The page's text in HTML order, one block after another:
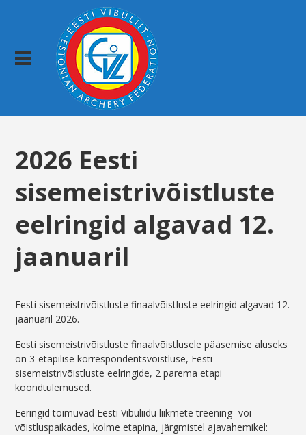
2026 Eesti
sisemeistrivõistluste
eelringid algavad 12.
jaanuaril
Eesti sisemeistrivõistluste finaalvõistluste eelringid algavad 12.
jaanuaril 2026.
Eesti sisemeistrivõistluste finaalvõistlusele pääsemise aluseks
on 3-etapilise korrespondentsvõistluse, Eesti
sisemeistrivõistluste eelringide, 2 parema etapi
koondtulemused.
Eeringid toimuvad Eesti Vibuliidu liikmete treening- või
võistluspaikades, kolme etapina, järgmistel ajavahemikel: